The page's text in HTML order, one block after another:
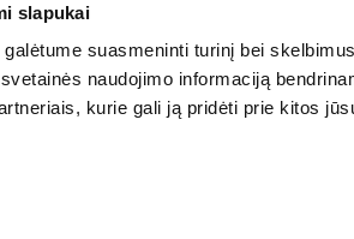
slapukai
suasmeninti turinį bei
naudojimo informaciją
kurie gali ją pridėti prie kitos